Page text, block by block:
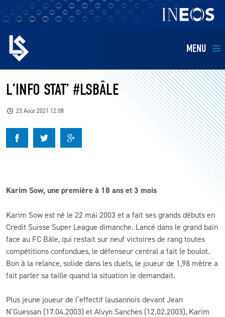
MENU
EQUIPES
BILLETTERIE
FANS
BUSINESS
RESTAURATION
CLUB
CONTACT
ACTUALITÉS
L’INFO STAT’ #LSBÂLE
23 Août 2021 12:08
Karim Sow, une première à 18 ans et 3 mois
Karim Sow est né le 22 mai 2003 et a fait ses grands débuts en
Credit Suisse Super League dimanche. Lancé dans le grand bain
face au FC Bâle, qui restait sur neuf victoires de rang toutes
compétitions confondues, le défenseur central a fait le boulot.
Bon à la relance, solide dans les duels, le joueur de 1,98 mètre a
fait parler sa taille quand la situation le demandait.
Plus jeune joueur de l’effectif lausannois devant Jean
N’Guessan (17.04.2003) et Alvyn Sanches (12.02.2003), Karim